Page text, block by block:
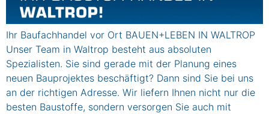
Ihr Baufachhandel vor Ort BAUEN+LEBEN IN WALTROP
Unser Team in Waltrop besteht aus absoluten
Spezialisten. Sie sind gerade mit der Planung eines
neuen Bauprojektes beschäftigt? Dann sind Sie bei uns
an der richtigen Adresse. Wir liefern Ihnen nicht nur die
besten Baustoffe, sondern versorgen Sie auch mit